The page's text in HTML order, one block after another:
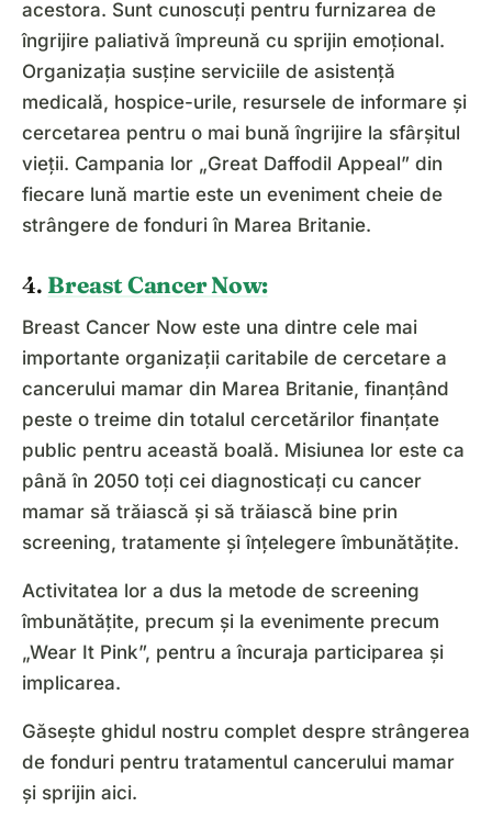
acestora. Sunt cunoscuți pentru furnizarea de
îngrijire paliativă împreună cu sprijin emoțional.
Organizația susține serviciile de asistență
medicală, hospice-urile, resursele de informare și
cercetarea pentru o mai bună îngrijire la sfârșitul
vieții. Campania lor „Great Daffodil Appeal” din
fiecare lună martie este un eveniment cheie de
strângere de fonduri în Marea Britanie.
4. Breast Cancer Now:
Breast Cancer Now este una dintre cele mai
importante organizații caritabile de cercetare a
cancerului mamar din Marea Britanie, finanțând
peste o treime din totalul cercetărilor finanțate
public pentru această boală. Misiunea lor este ca
până în 2050 toți cei diagnosticați cu cancer
mamar să trăiască și să trăiască bine prin
screening, tratamente și înțelegere îmbunătățite.
Activitatea lor a dus la metode de screening
îmbunătățite, precum și la evenimente precum
„Wear It Pink”, pentru a încuraja participarea și
implicarea.
Găsește ghidul nostru complet despre strângerea
de fonduri pentru tratamentul cancerului mamar
și sprijin aici.